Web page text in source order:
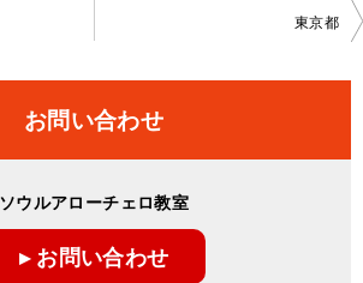
東京都
お問い合わせ
ソウルアローチェロ教室
▸ お問い合わせ